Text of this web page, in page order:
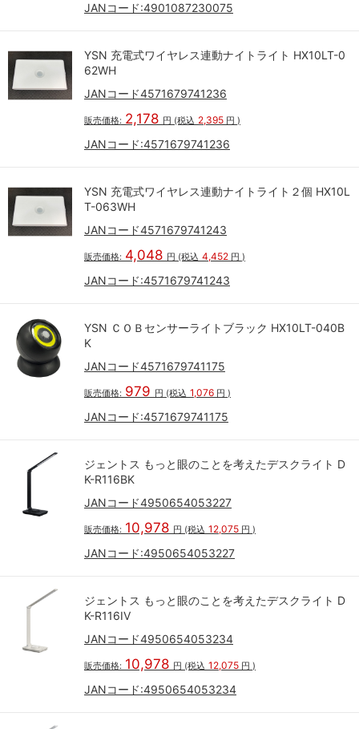
JANコード:4901087230075
YSN 充電式ワイヤレス連動ナイトライト HX10LT-0
62WH
JANコード4571679741236
販売価格: 2,178 円 (税込 2,395 円 )
JANコード:4571679741236
YSN 充電式ワイヤレス連動ナイトライト２個 HX10L
T-063WH
JANコード4571679741243
販売価格: 4,048 円 (税込 4,452 円 )
JANコード:4571679741243
YSN ＣＯＢセンサーライトブラック HX10LT-040B
K
JANコード4571679741175
販売価格: 979 円 (税込 1,076 円 )
JANコード:4571679741175
ジェントス もっと眼のことを考えたデスクライト D
K-R116BK
JANコード4950654053227
販売価格: 10,978 円 (税込 12,075 円 )
JANコード:4950654053227
ジェントス もっと眼のことを考えたデスクライト D
K-R116IV
JANコード4950654053234
販売価格: 10,978 円 (税込 12,075 円 )
JANコード:4950654053234